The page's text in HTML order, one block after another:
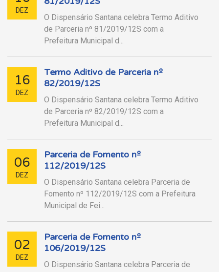
DEZ
O Dispensário Santana celebra Termo Aditivo
de Parceria nº 81/2019/12S com a
Prefeitura Municipal d...
16
DEZ
Termo Aditivo de Parceria nº
82/2019/12S
O Dispensário Santana celebra Termo Aditivo
de Parceria nº 82/2019/12S com a
Prefeitura Municipal d...
06
DEZ
Parceria de Fomento nº
112/2019/12S
O Dispensário Santana celebra Parceria de
Fomento nº 112/2019/12S com a Prefeitura
Municipal de Fei...
02
DEZ
Parceria de Fomento nº
106/2019/12S
O Dispensário Santana celebra Parceria de